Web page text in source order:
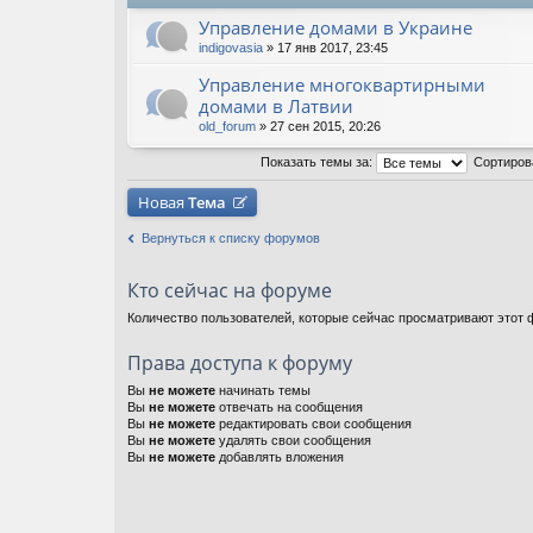
Управление домами в Украине
indigovasia » 17 янв 2017, 23:45
Управление многоквартирными
домами в Латвии
old_forum » 27 сен 2015, 20:26
Показать темы за:
Новая Тема
Вернуться к списку форумов
Кто сейчас на форуме
Количество пользователей, которые сейчас просматривают
Права доступа к форуму
Вы не можете начинать темы
Вы не можете отвечать на сообщения
Вы не можете редактировать свои сообщения
Вы не можете удалять свои сообщения
Вы не можете добавлять вложения